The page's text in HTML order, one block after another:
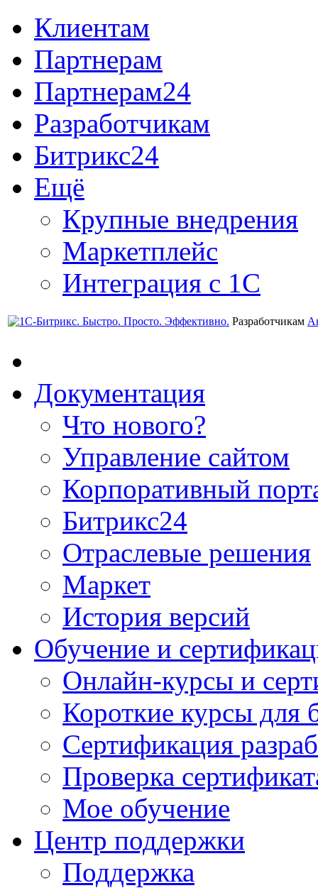
Клиентам
Партнерам
Партнерам24
Разработчикам
Битрикс24
Ещё
Крупные внедрения
Маркетплейс
Интеграция с 1С
Разработчикам
Документация
Что нового?
Управление сайтом
Корпоративный
Битрикс24
Отраслевые решения
Маркет
История версий
Обучение и
Онлайн-курсы и
Короткие курсы для
Сертификация
Проверка
Мое обучение
Центр поддержки
Поддержка